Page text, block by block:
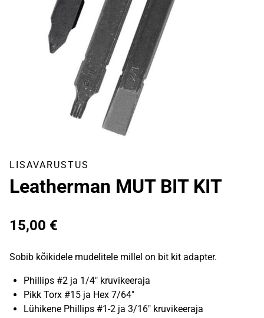
LISAVARUSTUS
Leatherman MUT BIT KIT
15,00 €
Sobib kõikidele mudelitele millel on bit kit adapter.
Phillips #2 ja 1/4″ kruvikeeraja
Pikk Torx #15 ja Hex 7/64″
Lühikene Phillips #1-2 ja 3/16″ kruvikeeraja